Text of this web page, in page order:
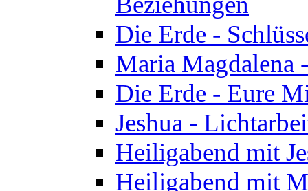
Die Erde -
Maria Magdalena
Die Erde - Eure
Jeshua -
Heiligabend mit
Heiligabend mit